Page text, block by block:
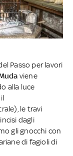
Passo per lavori
viene
alla luce
le travi
dagli
gli gnocchi con
di fagioli di